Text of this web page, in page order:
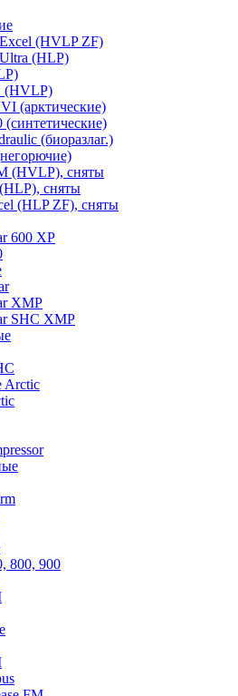
(HVLP ZF)
(HLP)
(HVLP)
(арктические)
(синтетические)
(биоразлаг.)
(HVLP), сняты
сняты
(HLP ZF), сняты
600 XP
XMP
SHC XMP
Arctic
800, 900